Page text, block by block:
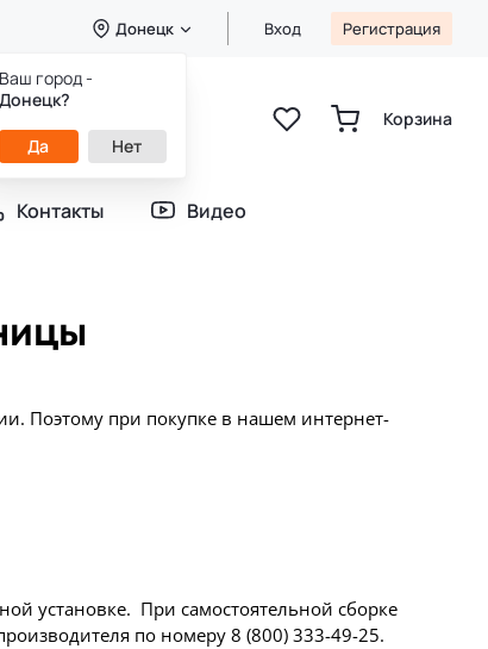
Донецк
Ваш город -
Донецк?
Да Нет
Вход Регистрация
333-49-25
8:00-20:00
20:00
Корзина
Контакты Видео
Поэтому при покупке в нашем интернет-
установке. При самостоятельной сборке
по номеру 8 (800) 333-49-25.